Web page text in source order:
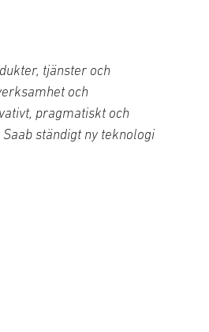
tjänster och
och
pragmatiskt och
ständigt ny teknologi